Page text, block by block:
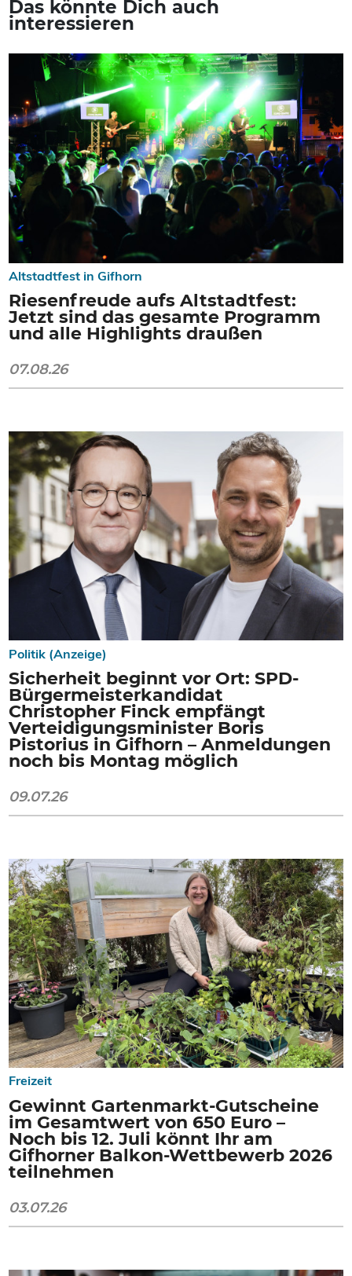
Das könnte Dich auch
interessieren
Altstadtfest in Gifhorn
Riesenfreude aufs Altstadtfest:
Jetzt sind das gesamte Programm
und alle Highlights draußen
07.08.26
Politik (Anzeige)
Sicherheit beginnt vor Ort: SPD-
Bürgermeisterkandidat
Christopher Finck empfängt
Verteidigungsminister Boris
Pistorius in Gifhorn – Anmeldungen
noch bis Montag möglich
09.07.26
Freizeit
Gewinnt Gartenmarkt-Gutscheine
im Gesamtwert von 650 Euro –
Noch bis 12. Juli könnt Ihr am
Gifhorner Balkon-Wettbewerb 2026
teilnehmen
03.07.26